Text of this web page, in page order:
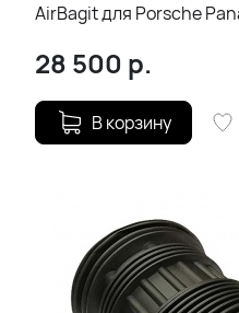
AirBagit для Porsche
28 500 р.
В корзину